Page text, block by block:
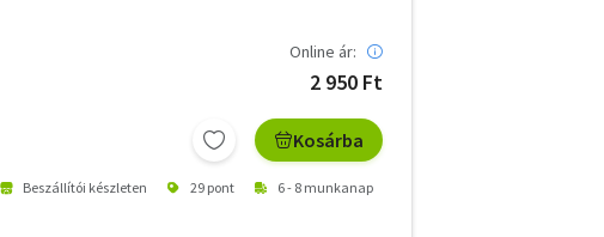
Online ár:
2 950 Ft
Kosárba
Beszállítói készleten 29 pont 6 - 8 munkanap